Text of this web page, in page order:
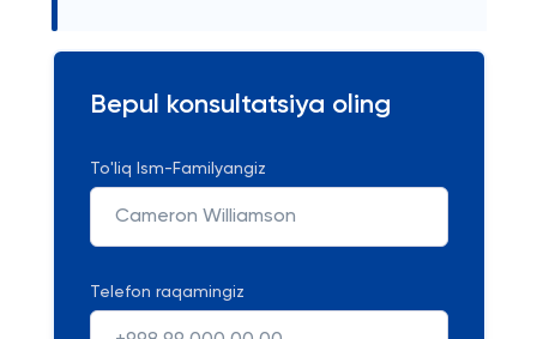
Bepul konsultatsiya oling
To'liq Ism-Familyangiz
Telefon raqamingiz